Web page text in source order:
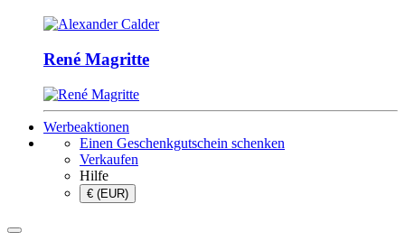
René Magritte
Werbeaktionen
Einen Geschenkgutschein schenken
Verkaufen
Hilfe
€ (EUR)